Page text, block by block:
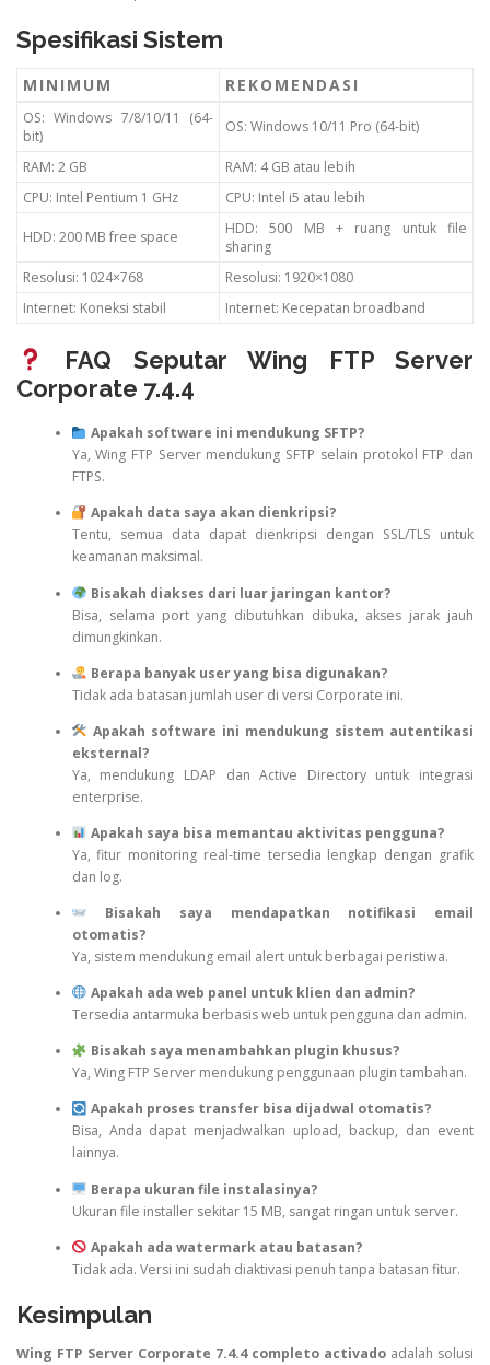
Spesifikasi Sistem
MINIMUM REKOMENDASI
OS: Windows 7/8/10/11 (64-
bit)
OS: Windows 10/11 Pro (64-bit)
RAM: 2 GB
RAM: 4 GB atau lebih
CPU: Intel Pentium 1 GHz
CPU: Intel i5 atau lebih
HDD: 200 MB free space
HDD: 500 MB + ruang untuk file
sharing
Resolusi: 1024×768
Resolusi: 1920×1080
Internet: Koneksi stabil
Internet: Kecepatan broadband
FAQ Seputar Wing FTP Server
Corporate 7.4.4
Apakah software ini mendukung SFTP?
Ya, Wing FTP Server mendukung SFTP selain protokol FTP dan
FTPS.
Apakah data saya akan dienkripsi?
Tentu, semua data dapat dienkripsi dengan SSL/TLS untuk
keamanan maksimal.
Bisakah diakses dari luar jaringan kantor?
Bisa, selama port yang dibutuhkan dibuka, akses jarak jauh
dimungkinkan.
Berapa banyak user yang bisa digunakan?
Tidak ada batasan jumlah user di versi Corporate ini.
Apakah software ini mendukung sistem autentikasi
eksternal?
Ya, mendukung LDAP dan Active Directory untuk integrasi
enterprise.
Apakah saya bisa memantau aktivitas pengguna?
Ya, fitur monitoring real-time tersedia lengkap dengan grafik
dan log.
Bisakah saya mendapatkan notifikasi email
otomatis?
Ya, sistem mendukung email alert untuk berbagai peristiwa.
Apakah ada web panel untuk klien dan admin?
Tersedia antarmuka berbasis web untuk pengguna dan admin.
Bisakah saya menambahkan plugin khusus?
Ya, Wing FTP Server mendukung penggunaan plugin tambahan.
Apakah proses transfer bisa dijadwal otomatis?
Bisa, Anda dapat menjadwalkan upload, backup, dan event
lainnya.
Berapa ukuran file instalasinya?
Ukuran file installer sekitar 15 MB, sangat ringan untuk server.
Apakah ada watermark atau batasan?
Tidak ada. Versi ini sudah diaktivasi penuh tanpa batasan fitur.
Kesimpulan
Wing FTP Server Corporate 7.4.4 completo activado adalah solusi